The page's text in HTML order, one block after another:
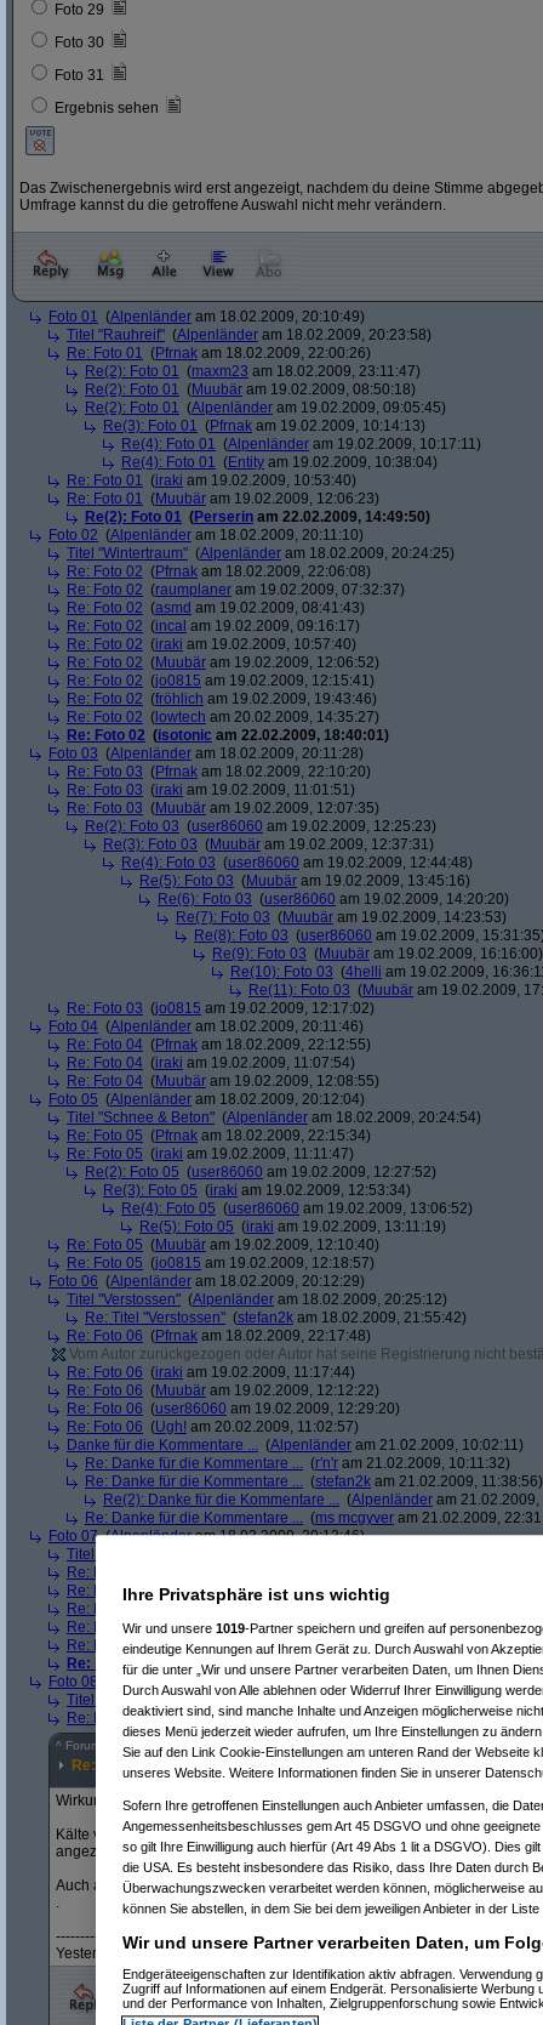
Foto 29
Foto 30
Foto 31
Ergebnis sehen
Das Zwischenergebnis wird erst angezeigt, nachdem du deine Stimme
Umfrage kannst du die getroffene Auswahl nicht mehr verändern.
Foto 01 (Alpenländer am 18.02.2009, 20:10:49)
Titel "Rauhreif" (Alpenländer am 18.02.2009, 20:23:58)
Re: Foto 01 (Pfrnak am 18.02.2009, 22:00:26)
Re(2): Foto 01 (maxm23 am 18.02.2009, 23:11:47)
Re(2): Foto 01 (Muubär am 19.02.2009, 08:50:18)
Re(2): Foto 01 (Alpenländer am 19.02.2009, 09:05:45)
Re(3): Foto 01 (Pfrnak am 19.02.2009, 10:14:13)
Re(4): Foto 01 (Alpenländer am 19.02.2009, 10:17:11)
Re(4): Foto 01 (Entity am 19.02.2009, 10:38:04)
Re: Foto 01 (iraki am 19.02.2009, 10:53:40)
Re: Foto 01 (Muubär am 19.02.2009, 12:06:23)
Re(2): Foto 01 (Perserin am 22.02.2009, 14:49:50)
Foto 02 (Alpenländer am 18.02.2009, 20:11:10)
Titel "Wintertraum" (Alpenländer am 18.02.2009, 20:24:25)
Re: Foto 02 (Pfrnak am 18.02.2009, 22:06:08)
Re: Foto 02 (raumplaner am 19.02.2009, 07:32:37)
Re: Foto 02 (asmd am 19.02.2009, 08:41:43)
Re: Foto 02 (incal am 19.02.2009, 09:16:17)
Re: Foto 02 (iraki am 19.02.2009, 10:57:40)
Re: Foto 02 (Muubär am 19.02.2009, 12:06:52)
Re: Foto 02 (jo0815 am 19.02.2009, 12:15:41)
Re: Foto 02 (fröhlich am 19.02.2009, 19:43:46)
Re: Foto 02 ( lowtech am 20.02.2009, 14:35:27)
Re: Foto 02 (isotonic am 22.02.2009, 18:40:01)
Foto 03 (Alpenländer am 18.02.2009, 20:11:28)
Re: Foto 03 (Pfrnak am 18.02.2009, 22:10:20)
Re: Foto 03 (iraki am 19.02.2009, 11:01:51)
Re: Foto 03 (Muubär am 19.02.2009, 12:07:35)
Re(2): Foto 03 (user86060 am 19.02.2009, 12:25:23)
Re(3): Foto 03 (Muubär am 19.02.2009, 12:37:31)
Re(4): Foto 03 (user86060 am 19.02.2009, 12:44:48)
Re(5): Foto 03 (Muubär am 19.02.2009, 13:45:16)
Re(6): Foto 03 (user86060 am 19.02.2009, 14:20:20)
Re(7): Foto 03 (Muubär am 19.02.2009, 14:23:53)
Re(8): Foto 03 (user86060 am 19.02.2009,
Re(9): Foto 03 (Muubär am 19.02.2009, 16:16:00)
Re(10): Foto 03 (4helli am 19.02.2009,
Re(11): Foto 03 (Muubär am 19.02.2009,
Re: Foto 03 (jo0815 am 19.02.2009, 12:17:02)
Foto 04 (Alpenländer am 18.02.2009, 20:11:46)
Re: Foto 04 (Pfrnak am 18.02.2009, 22:12:55)
Re: Foto 04 (iraki am 19.02.2009, 11:07:54)
Re: Foto 04 (Muubär am 19.02.2009, 12:08:55)
Foto 05 (Alpenländer am 18.02.2009, 20:12:04)
Titel "Schnee & Beton" (Alpenländer am 18.02.2009, 20:24:54)
Re: Foto 05 (Pfrnak am 18.02.2009, 22:15:34)
Re: Foto 05 (iraki am 19.02.2009, 11:11:47)
Re(2): Foto 05 (user86060 am 19.02.2009, 12:27:52)
Re(3): Foto 05 (iraki am 19.02.2009, 12:53:34)
Re(4): Foto 05 (user86060 am 19.02.2009, 13:06:52)
Re(5): Foto 05 (iraki am 19.02.2009, 13:11:19)
Re: Foto 05 (Muubär am 19.02.2009, 12:10:40)
Re: Foto 05 (jo0815 am 19.02.2009, 12:18:57)
Foto 06 (Alpenländer am 18.02.2009, 20:12:29)
Titel "Verstossen" (Alpenländer am 18.02.2009, 20:25:12)
Re: Titel "Verstossen" (stefan2k am 18.02.2009, 21:55:42)
Re: Foto 06 (Pfrnak am 18.02.2009, 22:17:48)
Vom Autor zurückgezogen oder Autor hat seine Registrierung nicht
Re: Foto 06 (iraki am 19.02.2009, 11:17:44)
Re: Foto 06 (Muubär am 19.02.2009, 12:12:22)
Re: Foto 06 (user86060 am 19.02.2009, 12:29:20)
Re: Foto 06 (Ugh! am 20.02.2009, 11:02:57)
Danke für die Kommentare ... (Alpenländer am 21.02.2009, 10:02:11)
Re: Danke für die Kommentare ... (r'n'r am 21.02.2009, 10:11:32)
Re: Danke für die Kommentare ... (stefan2k am 21.02.2009, 11:38:56)
Re(2): Danke für die Kommentare ... (Alpenländer am
Re: Danke für die Kommentare ... (ms mcgyver am 21.02.2009,
Foto 07(Alpenländeram 18.02.2009, 20:12:46)
Titel "So kalt…"
Re: Foto 07
Re: Foto 07( irakiam 19.02.2009, 11:23:51)
Re: Foto 07
am 19.02.2009, 12:15:28)
Re: Foto 07 (jo0815am 19.02.2009, 12:20:19)
Re: Foto 07(user86060am 19.02.2009, 12:32:01)
Re: Foto 07( Roliboliam 22.02.2009, 20:21:20)
Foto 08
Alpenländer
am 18.02.2009, 20:13:03)
Titel "Dressed up for the cold" (Alpenländeram 18.02.2009, 20:26:02)
Re: Foto 08(Pfrnakam 18.02.2009, 22:27:05)
^ Forum Foto & Video # 5324857
Re: Foto 08
Wirkung auf mich: Frau die (versucht?) grimmig/entschlossen/grantig
Kälte verspüre ich nicht ... auch wenn es durch den blauen Hintergrund
angezogen ... na ja, wenn es denn nicht zu frostig ist.
Auch als Portrait/technisch überzeugt es mich nicht. Es gibt viel Besseres
.
---------------------------------------
Yesterday’s heresy is tomorrow’s truth.
Ihre Privatsphäre ist uns wichtig
Wir und unsere 1019-Partner speichern und greifen auf
eindeutige Kennungen auf Ihrem Gerät zu. Durch Auswahl von
für die unter „Wir und unsere Partner verarbeiten Daten, um Ihnen
Durch Auswahl von Alle ablehnen oder Widerruf Ihrer Einwilligung
deaktiviert sind, sind manche Inhalte und Anzeigen möglicherweise
dieses Menü jederzeit wieder aufrufen, um Ihre Einstellungen zu
Sie auf den Link Cookie-Einstellungen am unteren Rand der Webseite
unseres Website. Weitere Informationen finden Sie in unserer
Sofern Ihre getroffenen Einstellungen auch Anbieter umfassen, die
Angemessenheitsbeschlusses gem Art 45 DSGVO und ohne
so gilt Ihre Einwilligung auch hierfür (Art 49 Abs 1 lit a DSGVO). Dies
die USA. Es besteht insbesondere das Risiko, dass Ihre Daten durch
Überwachungszwecken verarbeitet werden können, möglicherweise
können Sie abstellen, in dem Sie bei dem jeweiligen Anbieter in der
Wir und unsere Partner verarbeiten Daten, um
Endgeräteeigenschaften zur Identifikation aktiv abfragen. Verwendung
Zugriff auf Informationen auf einem Endgerät. Personalisierte Werbung
und der Performance von Inhalten, Zielgruppenforschung sowie